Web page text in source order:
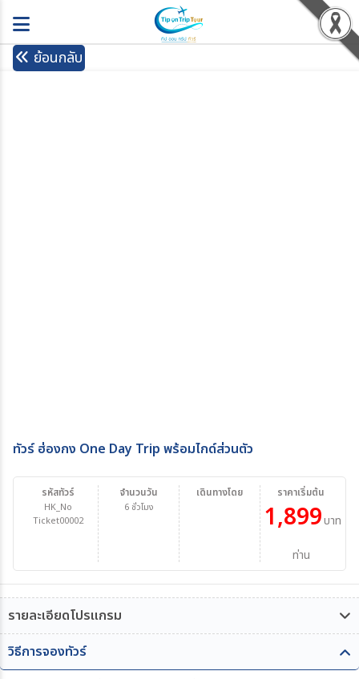
ย้อนกลับ
ทัวร์ ฮ่องกง One Day Trip พร้อมไกด์ส่วนตัว
รหัสทัวร์
HK_No
Ticket00002
จำนวนวัน
6 ชั่วโมง
ราคาเริ่มต้น
1,899บาท/
ท่าน
เดินทางโดย
รายละเอียดโปรแกรม
วิธีการจองทัวร์